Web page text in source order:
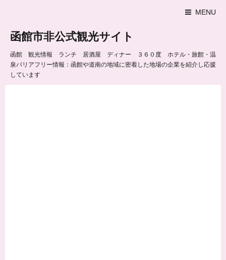
MENU
函館市非公式観光サイト
函館 観光情報 ランチ 居酒屋 ディナー ３６０度 ホテル・旅館・温
泉バリアフリー情報：函館や道南の地域に密着した地場の企業を紹介し応援
しています